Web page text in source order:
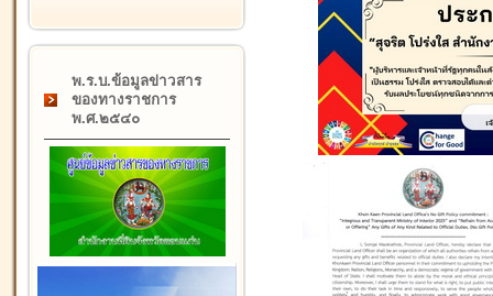
พ.ร.บ.ข้อมูลข่าวสาร
ของทางราชการ
พ.ศ.๒๕๔๐